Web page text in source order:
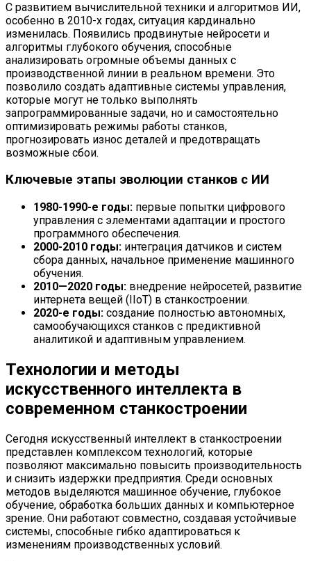
С развитием вычислительной техники и алгоритмов ИИ,
особенно в 2010-х годах, ситуация кардинально
изменилась. Появились продвинутые нейросети и
алгоритмы глубокого обучения, способные
анализировать огромные объемы данных с
производственной линии в реальном времени. Это
позволило создать адаптивные системы управления,
которые могут не только выполнять
запрограммированные задачи, но и самостоятельно
оптимизировать режимы работы станков,
прогнозировать износ деталей и предотвращать
возможные сбои.
Ключевые этапы эволюции станков с ИИ
1980-1990-е годы: первые попытки цифрового
управления с элементами адаптации и простого
программного обеспечения.
2000-2010 годы: интеграция датчиков и систем
сбора данных, начальное применение машинного
обучения.
2010—2020 годы: внедрение нейросетей, развитие
интернета вещей (IIoT) в станкостроении.
2020-е годы: создание полностью автономных,
самообучающихся станков с предиктивной
аналитикой и адаптивным управлением.
Технологии и методы
искусственного интеллекта в
современном станкостроении
Сегодня искусственный интеллект в станкостроении
представлен комплексом технологий, которые
позволяют максимально повысить производительность
и снизить издержки предприятия. Среди основных
методов выделяются машинное обучение, глубокое
обучение, обработка больших данных и компьютерное
зрение. Они работают совместно, создавая устойчивые
системы, способные гибко адаптироваться к
изменениям производственных условий.